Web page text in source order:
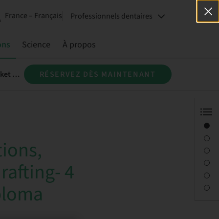
France – Français Professionnels dentaires
Science À propos
Dental CPD - Single Implant Restorations, Atraumatic Extractions and Socket Grafting- 4 Days Hands on Patient Program- Diploma Module 1 RÉSERVEZ DÈS MAINTENANT
4